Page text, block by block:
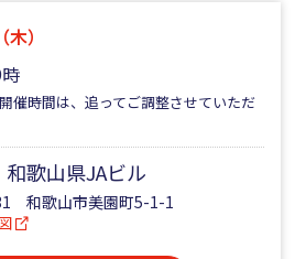
）
催時間は、追ってご調整させていただ
歌山県JAビル
和歌山市美園町5-1-1